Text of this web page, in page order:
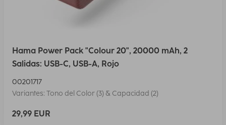
Hama Power Pack "Colour 20", 20000 mAh, 2
Salidas: USB-C, USB-A, Rojo
00201717
Variantes: Tono del Color (3) & Capacidad (2)
29,99 EUR